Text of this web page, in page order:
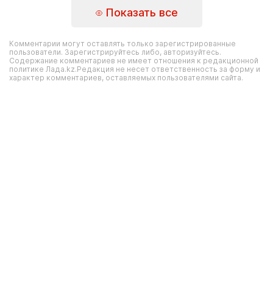
Показать все
Комментарии могут оставлять только зарегистрированные
пользователи. Зарегистрируйтесь либо, авторизуйтесь.
Содержание комментариев не имеет отношения к редакционной
политике Лада.kz.Редакция не несет ответственность за форму и
характер комментариев, оставляемых пользователями сайта.